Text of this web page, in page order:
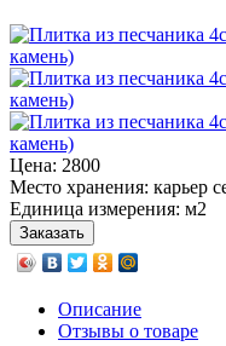
Цена: 2800
Место хранения: карьер
Единица измерения: м2
Описание
Отзывы о товаре